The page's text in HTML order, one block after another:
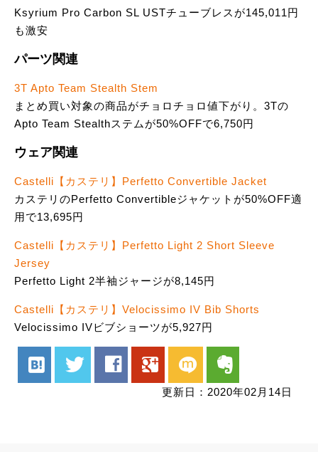
Ksyrium Pro Carbon SL USTチューブレスが145,011円
も激安
パーツ関連
3T Apto Team Stealth Stem
まとめ買い対象の商品がチョロチョロ値下がり。3Tの
Apto Team Stealthステムが50%OFFで6,750円
ウェア関連
Castelli【カステリ】Perfetto Convertible Jacket
カステリのPerfetto Convertibleジャケットが50%OFF適
用で13,695円
Castelli【カステリ】Perfetto Light 2 Short Sleeve
Jersey
Perfetto Light 2半袖ジャージが8,145円
Castelli【カステリ】Velocissimo IV Bib Shorts
Velocissimo IVビブショーツが5,927円
hatenabookmark twitter facebook google mixi evernote
更新日：2020年02月14日